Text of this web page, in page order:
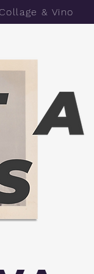
Collage & Vino